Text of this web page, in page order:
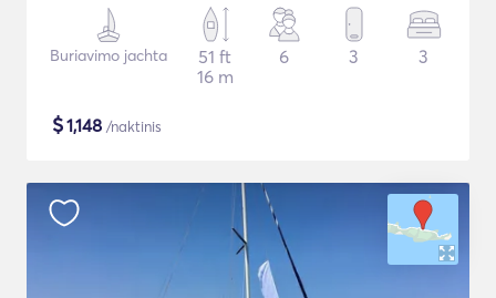
Buriavimo jachta
51 ft
16 m
6 3 3
$1,148 /naktinis